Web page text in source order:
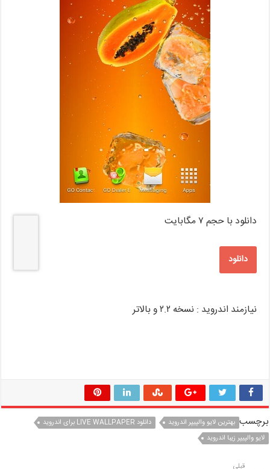
دانلود با حجم ۷ مگابایت
دانلود
نیازمند اندروید : نسخه ۲.۲ و بالاتر
برچسب بهترین لایو والپیپر اندروید
دانلود LIVE WALLPAPER برای اندروید
لایو والپیپر زیبا اندروید
قبلی